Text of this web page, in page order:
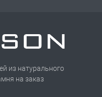
из натурального
на заказ